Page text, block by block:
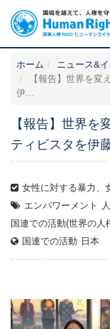
ホーム
ニュース&
【報告】世界を変
伊...
【報告】世界を
ティビスタを伊
女性に対する暴力、
エンパワーメント
国連での活動(世界の人
国連での活動
日本